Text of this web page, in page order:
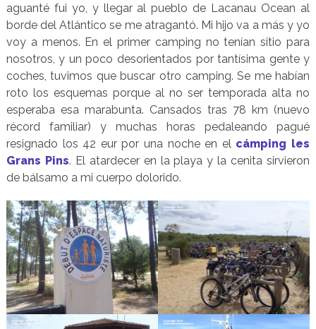
aguanté fui yo, y llegar al pueblo de Lacanau Ocean al
borde del Atlántico se me atragantó. Mi hijo va a más y yo
voy a menos. En el primer camping no tenían sitio para
nosotros, y un poco desorientados por tantísima gente y
coches, tuvimos que buscar otro camping. Se me habían
roto los esquemas porque al no ser temporada alta no
esperaba esa marabunta. Cansados tras 78 km (nuevo
récord familiar) y muchas horas pedaleando pagué
resignado los 42 eur por una noche en el cámping les
Grans Pins. El atardecer en la playa y la cenita sirvieron
de bálsamo a mi cuerpo dolorido.